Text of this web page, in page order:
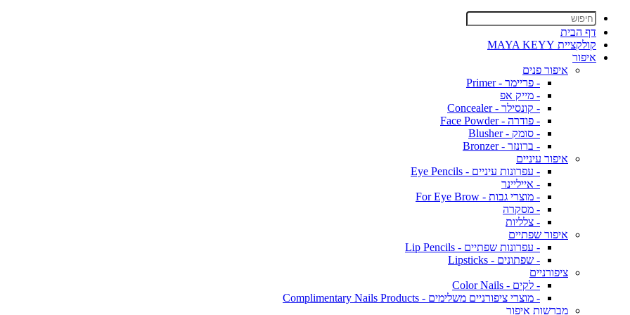
דף הבית
קולקציית MAYA KEYY
איפור
איפור פנים
- פריימר - Primer
- מייק אפ
- קונסילר - Concealer
- פודרה - Face Powder
- סומק - Blusher
- ברונזר - Bronzer
איפור עיניים
- עפרונות עיניים - Eye Pencils
- אייליינר
- מוצרי גבות - For Eye Brow
- מסקרה
- צלליות
איפור שפתיים
- עפרונות שפתיים - Lip Pencils
- שפתונים - Lipsticks
ציפורניים
- לקים - Color Nails
- מוצרי ציפורניים משלימים - Complimentary Nails Products
מברשות איפור